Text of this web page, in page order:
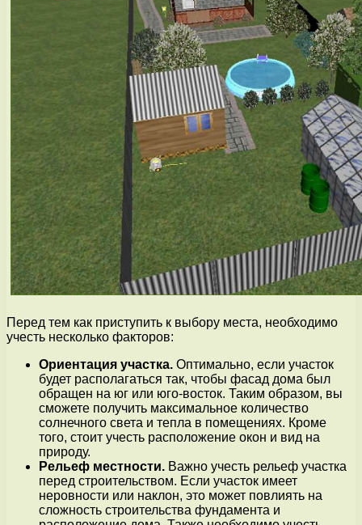
Перед тем как приступить к выбору места, необходимо
учесть несколько факторов:
Ориентация участка. Оптимально, если участок
будет располагаться так, чтобы фасад дома был
обращен на юг или юго-восток. Таким образом, вы
сможете получить максимальное количество
солнечного света и тепла в помещениях. Кроме
того, стоит учесть расположение окон и вид на
природу.
Рельеф местности. Важно учесть рельеф участка
перед строительством. Если участок имеет
неровности или наклон, это может повлиять на
сложность строительства фундамента и